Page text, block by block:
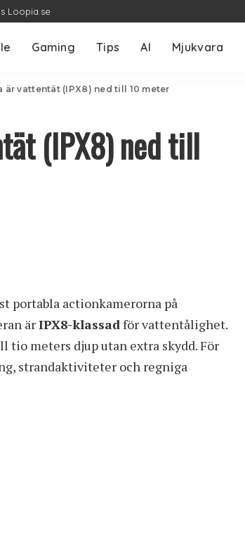
Loopia.se
Gaming Tips AI Mjukvara
är vattentät (IPX8) ned till 10 meter
(IPX8) ned till
portabla actionkamerorna på
ärIPX8-klassadför vattentålighet.
meters djup utan extra skydd. För
strandaktiviteter och regniga